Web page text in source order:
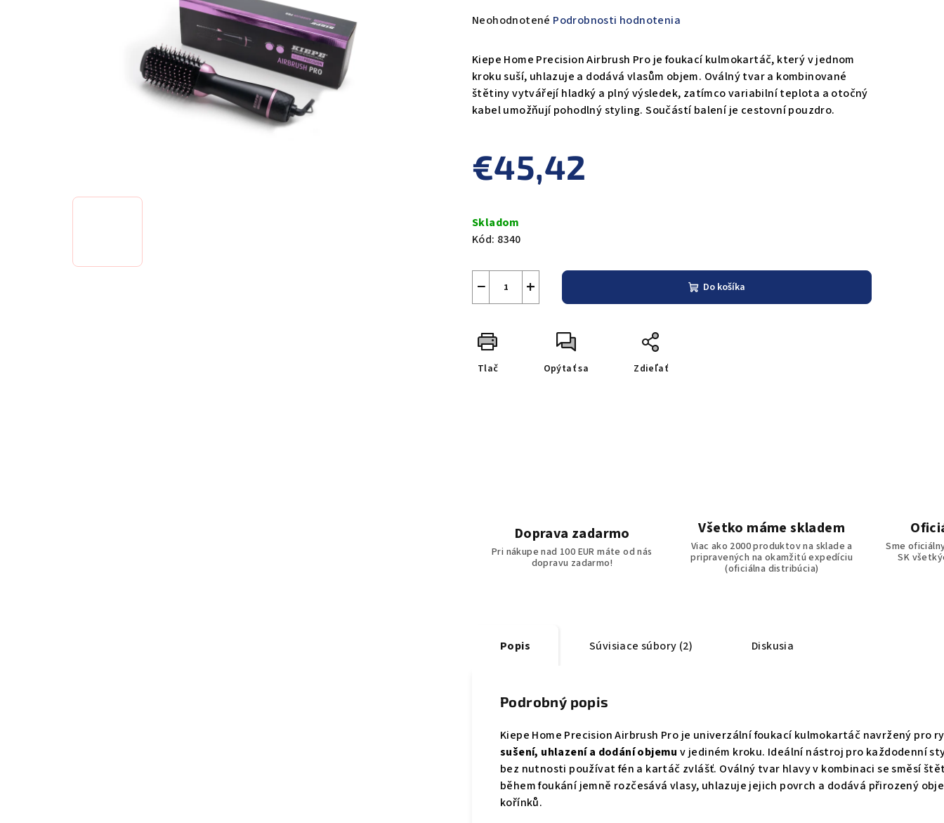
Priemerné
produktu
je
0,0
z
Neohodnotené Podrobnosti hodnotenia
Kiepe Home Precision Airbrush Pro je foukací kulmokartáč, který v jednom
kroku suší, uhlazuje a dodává vlasům objem. Oválný tvar a kombinované
štětiny vytvářejí hladký a plný výsledek, zatímco variabilní teplota a otočný
kabel umožňují pohodlný styling. Součástí balení je cestovní pouzdro.
€45,42
cena:
Skladom
Kód: 8340
+
− Do košíka
Tlač Opýtať sa Zdieľať
Doprava zadarmo
Pri nákupe nad 100 EUR máte od nás
dopravu zadarmo!
Všetko máme skladem
Viac ako 2000 produktov na sklade a
pripravených na okamžitú expedíciu
(oficiálna distribúcia)
Sme
SK
Popis Súvisiace súbory (2) Diskusia
Podrobný popis
Kiepe Home Precision Airbrush Pro je univerzální foukací kulmokartáč navržený pro
sušení, uhlazení a dodání objemu v jediném kroku. Ideální nástroj pro každodenní
bez nutnosti používat fén a kartáč zvlášť. Oválný tvar hlavy v kombinaci se směsí
během foukání jemně rozčesává vlasy, uhlazuje jejich povrch a dodává přirozený
kořínků.